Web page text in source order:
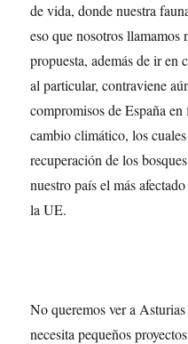
de vida, donde nuestra
eso que nosotros
propuesta, además de ir en
al particular, contraviene
compromisos de España
cambio climático, los
recuperación de los
nuestro país el más
la UE.
No queremos ver a
necesita pequeños